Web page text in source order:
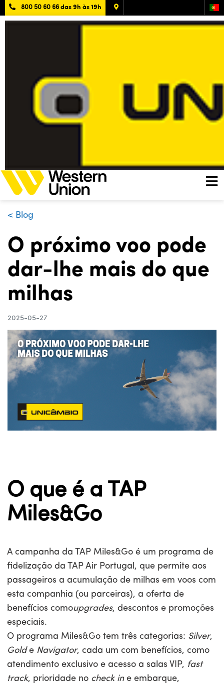
800 50 60 66 das 9h às 19h
< Blog
O próximo voo pode
dar-lhe mais do que
milhas
2025-05-27
O que é a TAP
Miles&Go
A campanha da TAP Miles&Go é um programa de
fidelização da TAP Air Portugal, que permite aos
passageiros a acumulação de milhas em voos com
esta companhia (ou parceiras), a oferta de
benefícios comoupgrades, descontos e promoções
especiais.
O programa Miles&Go tem três categorias: Silver,
Golde Navigator, cada um com benefícios, como
atendimento exclusivo e acesso a salas VIP, fast
track, prioridade no check ine embarque,